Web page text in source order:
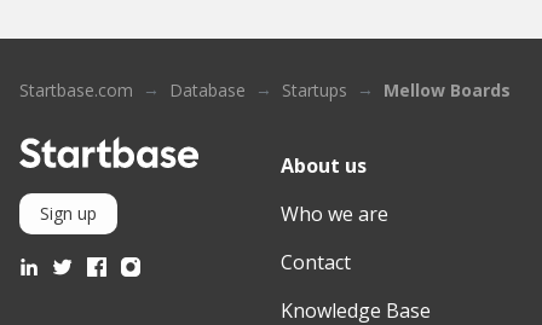
Startbase.com Database Startups Mellow Boards
Sign up
About us
Who we are
Contact
Knowledge Base